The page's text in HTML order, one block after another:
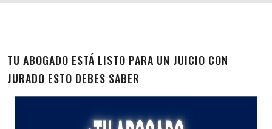
TU ABOGADO ESTÁ LISTO PARA UN JUICIO CON
JURADO ESTO DEBES SABER